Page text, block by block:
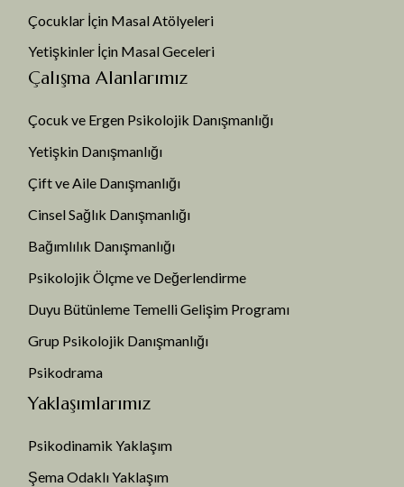
Çocuklar İçin Masal Atölyeleri
Yetişkinler İçin Masal Geceleri
Çalışma Alanlarımız
Çocuk ve Ergen Psikolojik Danışmanlığı
Yetişkin Danışmanlığı
Çift ve Aile Danışmanlığı
Cinsel Sağlık Danışmanlığı
Bağımlılık Danışmanlığı
Psikolojik Ölçme ve Değerlendirme
Duyu Bütünleme Temelli Gelişim Programı
Grup Psikolojik Danışmanlığı
Psikodrama
Yaklaşımlarımız
Psikodinamik Yaklaşım
Şema Odaklı Yaklaşım